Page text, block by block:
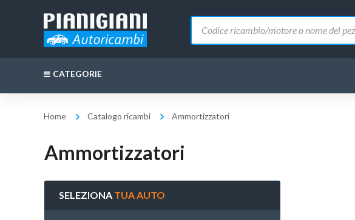
prodotti
CATEGORIE
Home Catalogo ricambi Ammortizzatori
Ammortizzatori
SELEZIONA TUA AUTO